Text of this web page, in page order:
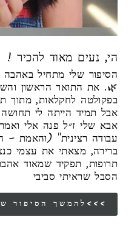
! הי, נעים מאוד להכיר
🌿. את התואר הראשון
בפקולטה לחקלאות, מתוך
אבל תמיד הייתה לי
אבא שלי ז״ל פנה אלי
עבודה רצינית" (והאמת
ברירה, מצאתי את עצמי
תרופות, תפקיד שמאוד
הסבל שראיתי סביבי
להמשך הסיפור שלי<<<